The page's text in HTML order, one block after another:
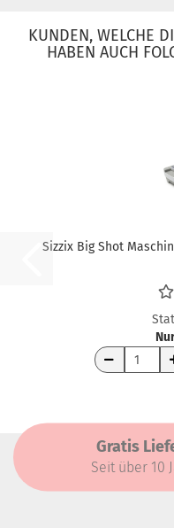
KUNDEN, WELCHE
HABEN AUCH
Sizzix Big Shot
Gratis
Seit über 10